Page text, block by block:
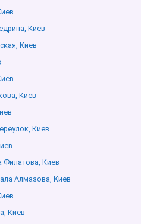
Киев
Киев
Киев
Киев
Филатова, Киев
Алмазова, Киев
Киев